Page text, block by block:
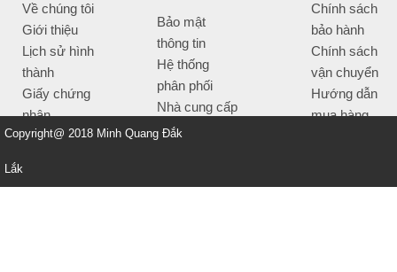
Về chúng tôi
Giới thiệu
Lịch sử hình
thành
Giấy chứng
nhận
Bảo mật
thông tin
Hệ thống
phân phối
Nhà cung cấp
Tiêu chí bán
Chính sách
bảo hành
Chính sách
vận chuyển
Hướng dẫn
mua hàng
Copyright@ 2018 Minh Quang Đắk
Lắk